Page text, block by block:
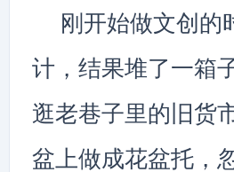
刚开始做文创的
计，结果堆了一箱
逛老巷子里的旧货
盆上做成花盆托，